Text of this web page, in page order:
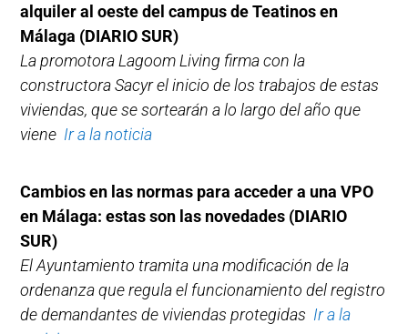
alquiler al oeste del campus de Teatinos en
Málaga (DIARIO SUR)
La promotora Lagoom Living firma con la
constructora Sacyr el inicio de los trabajos de estas
viviendas, que se sortearán a lo largo del año que
viene Ir a la noticia
Cambios en las normas para acceder a una VPO
en Málaga: estas son las novedades (DIARIO
SUR)
El Ayuntamiento tramita una modificación de la
ordenanza que regula el funcionamiento del registro
de demandantes de viviendas protegidas Ir a la